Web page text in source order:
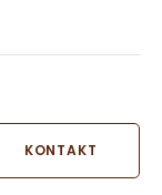
KONTAKT